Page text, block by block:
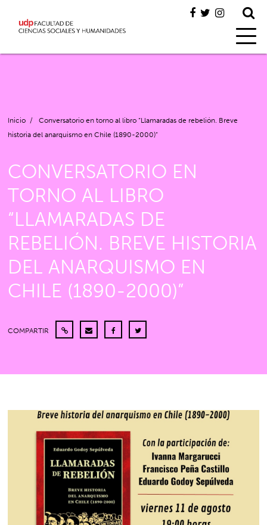
Inicio /
Conversatorio en torno al libro “Llamaradas de rebelión. Breve
historia del anarquismo en Chile (1890-2000)”
CONVERSATORIO EN
TORNO AL LIBRO
“LLAMARADAS DE
REBELIÓN. BREVE HISTORIA
DEL ANARQUISMO EN
CHILE (1890-2000)”
COMPARTIR